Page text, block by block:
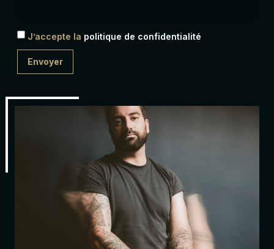
J’accepte la politique de confidentialité
Envoyer